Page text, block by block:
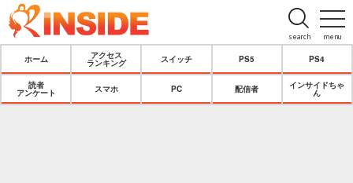
menu
search
ホーム
アクセス
ランキング
スイッチ PS5 PS4
読者
アンケート
スマホ PC 配信者
インサイドちゃ
ん